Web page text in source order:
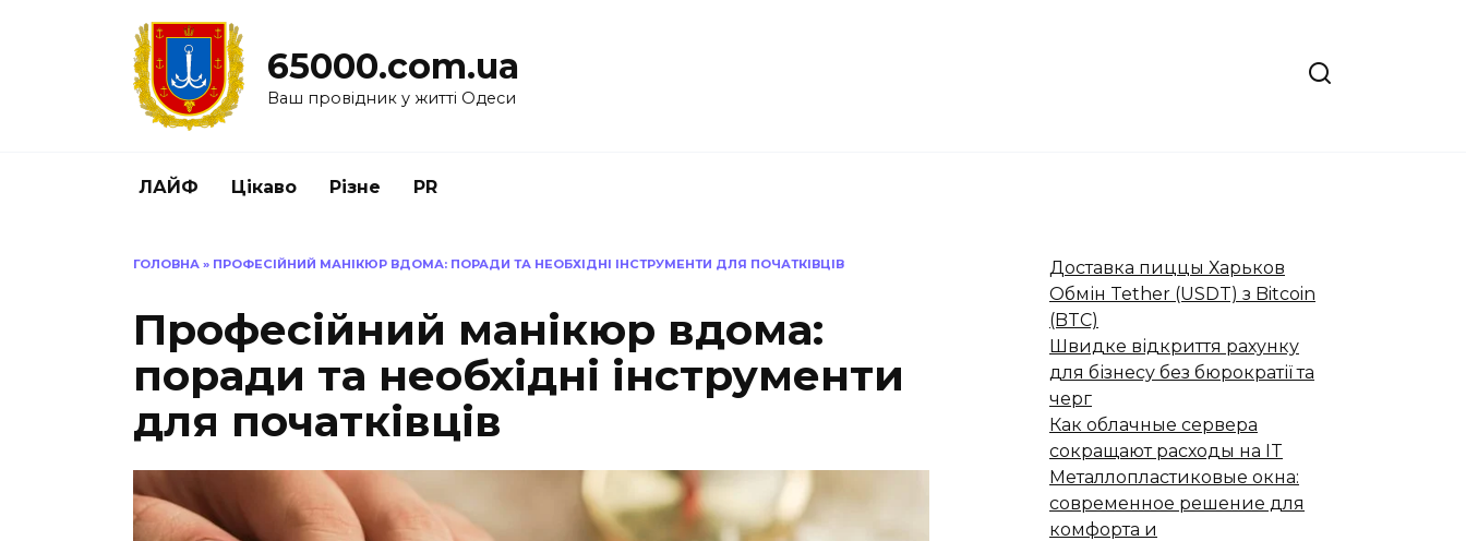
65000.com.ua
Ваш провідник у житті Одеси
ЛАЙФ Цікаво Різне PR
ГОЛОВНА » ПРОФЕСІЙНИЙ МАНІКЮР ВДОМА: ПОРАДИ ТА НЕОБХІДНІ ІНСТРУМЕНТИ ДЛЯ ПОЧАТКІВЦІВ
Професійний манікюр вдома:
поради та необхідні інструменти
для початківців
Доставка пиццы Харьков
Обмін Tether (USDT) з Bitcoin
(BTC)
Швидке відкриття рахунку
для бізнесу без бюрократії та
черг
Как облачные сервера
сокращают расходы на IT
Металлопластиковые окна:
современное решение для
комфорта и